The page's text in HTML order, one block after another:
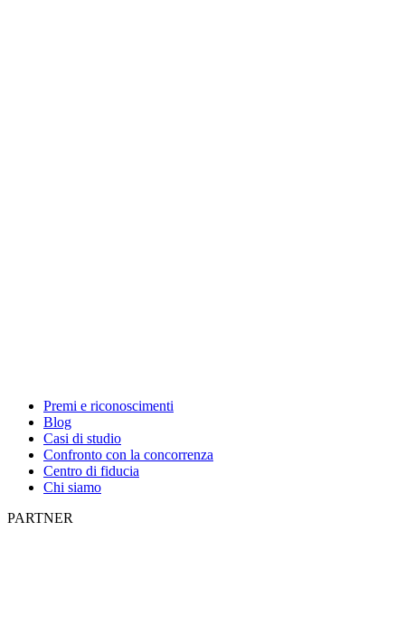
Premi e riconoscimenti
Blog
Casi di studio
Confronto con la concorrenza
Centro di fiducia
Chi siamo
PARTNER